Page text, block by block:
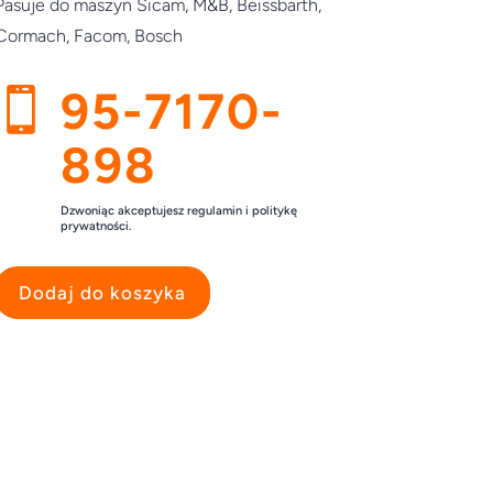
do maszyn Sicam, M&B, Beissbarth,
Facom, Bosch
95-7170-
898
Dzwoniąc akceptujesz regulamin i politykę
prywatności.
Dodaj do koszyka